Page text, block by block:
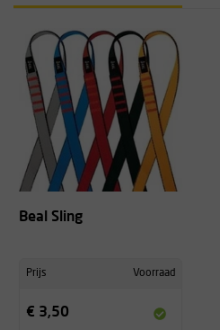
Beal Sling
Prijs Voorraad
€ 3,50